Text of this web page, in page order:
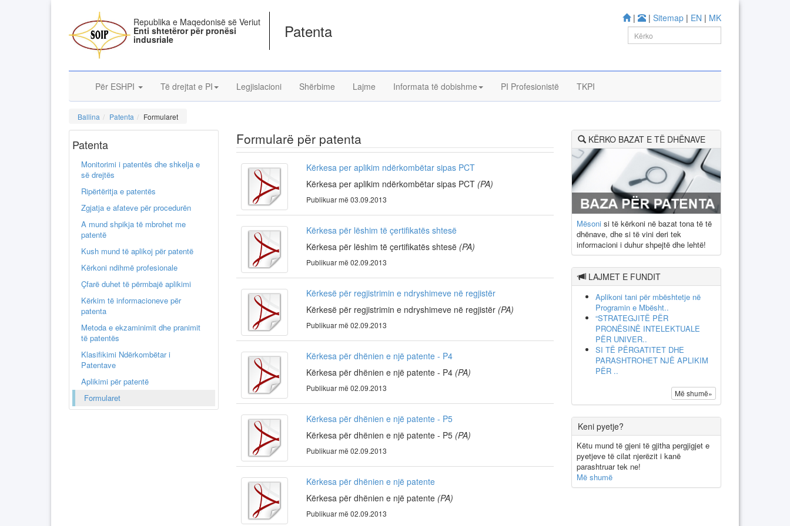
| | Sitemap | EN | MK
Republika e Maqedonisë së Veriut
Enti shtetëror për pronësi
indusriale Patenta
Për ESHPI Të drejtat e PI Legjislacioni Shërbime Lajme Informata të dobishme PI Profesionistë TKPI
Ballina Patenta Formularet
Patenta
Monitorimi i patentës dhe shkelja e
së drejtës
Ripërtëritja e patentës
Zgjatja e afateve për procedurën
A mund shpikja të mbrohet me
patentë
Kush mund të aplikoj për patentë
Kërkoni ndihmë profesionale
Çfarë duhet të përmbajë aplikimi
Kërkim të informacioneve për
patenta
Metoda e ekzaminimit dhe pranimit
të patentës
Klasifikimi Ndërkombëtar i
Patentave
Aplikimi për patentë
Formularet
Formularë për patenta
Kërkesa per aplikim ndërkombëtar sipas PCT
Kërkesa per aplikim ndërkombëtar sipas PCT (PA)
Publikuar më 03.09.2013
Kërkesa për lëshim të çertifikatës shtesë
Kërkesa për lëshim të çertifikatës shtesë (PA)
Publikuar më 02.09.2013
Kërkesë për regjistrimin e ndryshimeve në regjistër
Kërkesë për regjistrimin e ndryshimeve në regjistër (PA)
Publikuar më 02.09.2013
Kërkesa për dhënien e një patente - P4
Kërkesa për dhënien e një patente - P4 (PA)
Publikuar më 02.09.2013
Kërkesa për dhënien e një patente - P5
Kërkesa për dhënien e një patente - P5 (PA)
Publikuar më 02.09.2013
Kërkesa për dhënien e një patente
Kërkesa për dhënien e një patente (PA)
Publikuar më 02.09.2013
KËRKO BAZAT E TË DHËNAVE
Mësoni si të kërkoni në bazat tona të të
dhënave, dhe si të vini deri tek
informacioni i duhur shpejtë dhe lehtë!
LAJMET E FUNDIT
Aplikoni tani për mbështetje në
Programin e Mbësht..
“STRATEGJITË PËR
PRONËSINË INTELEKTUALE
PËR UNIVER..
SI TË PËRGATITET DHE
PARASHTROHET NJË APLIKIM
PËR ..
Më shumë»
Keni pyetje?
Këtu mund të gjeni të gjitha pergjigjet e
pyetjeve të cilat njerëzit i kanë
parashtruar tek ne!
Më shumë